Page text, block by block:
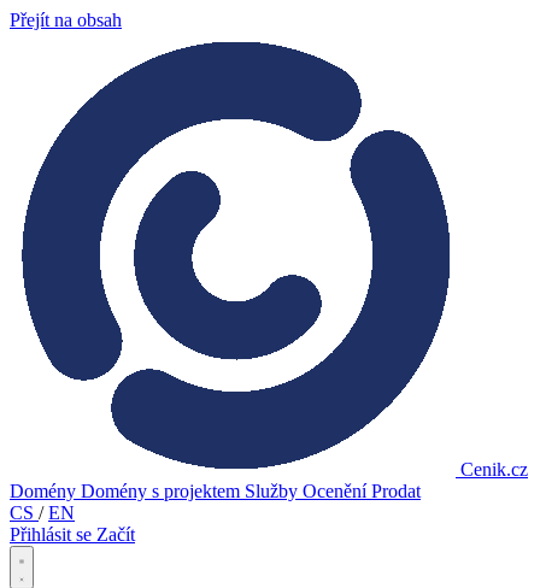
Přejít na obsah
Cenik.cz
Domény Domény s projektem Služby OceněníProdat
CS / EN
Přihlásit se Začít